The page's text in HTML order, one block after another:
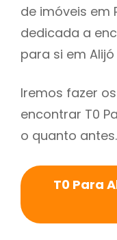
de imóveis em
dedicada a
para si em
Iremos fazer
encontrar T0
o quanto antes.
T0 Para